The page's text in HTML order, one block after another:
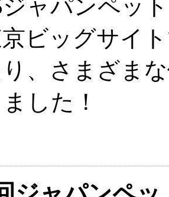
ジャパンペッ
京ビッグサイ
、さまざま
した！